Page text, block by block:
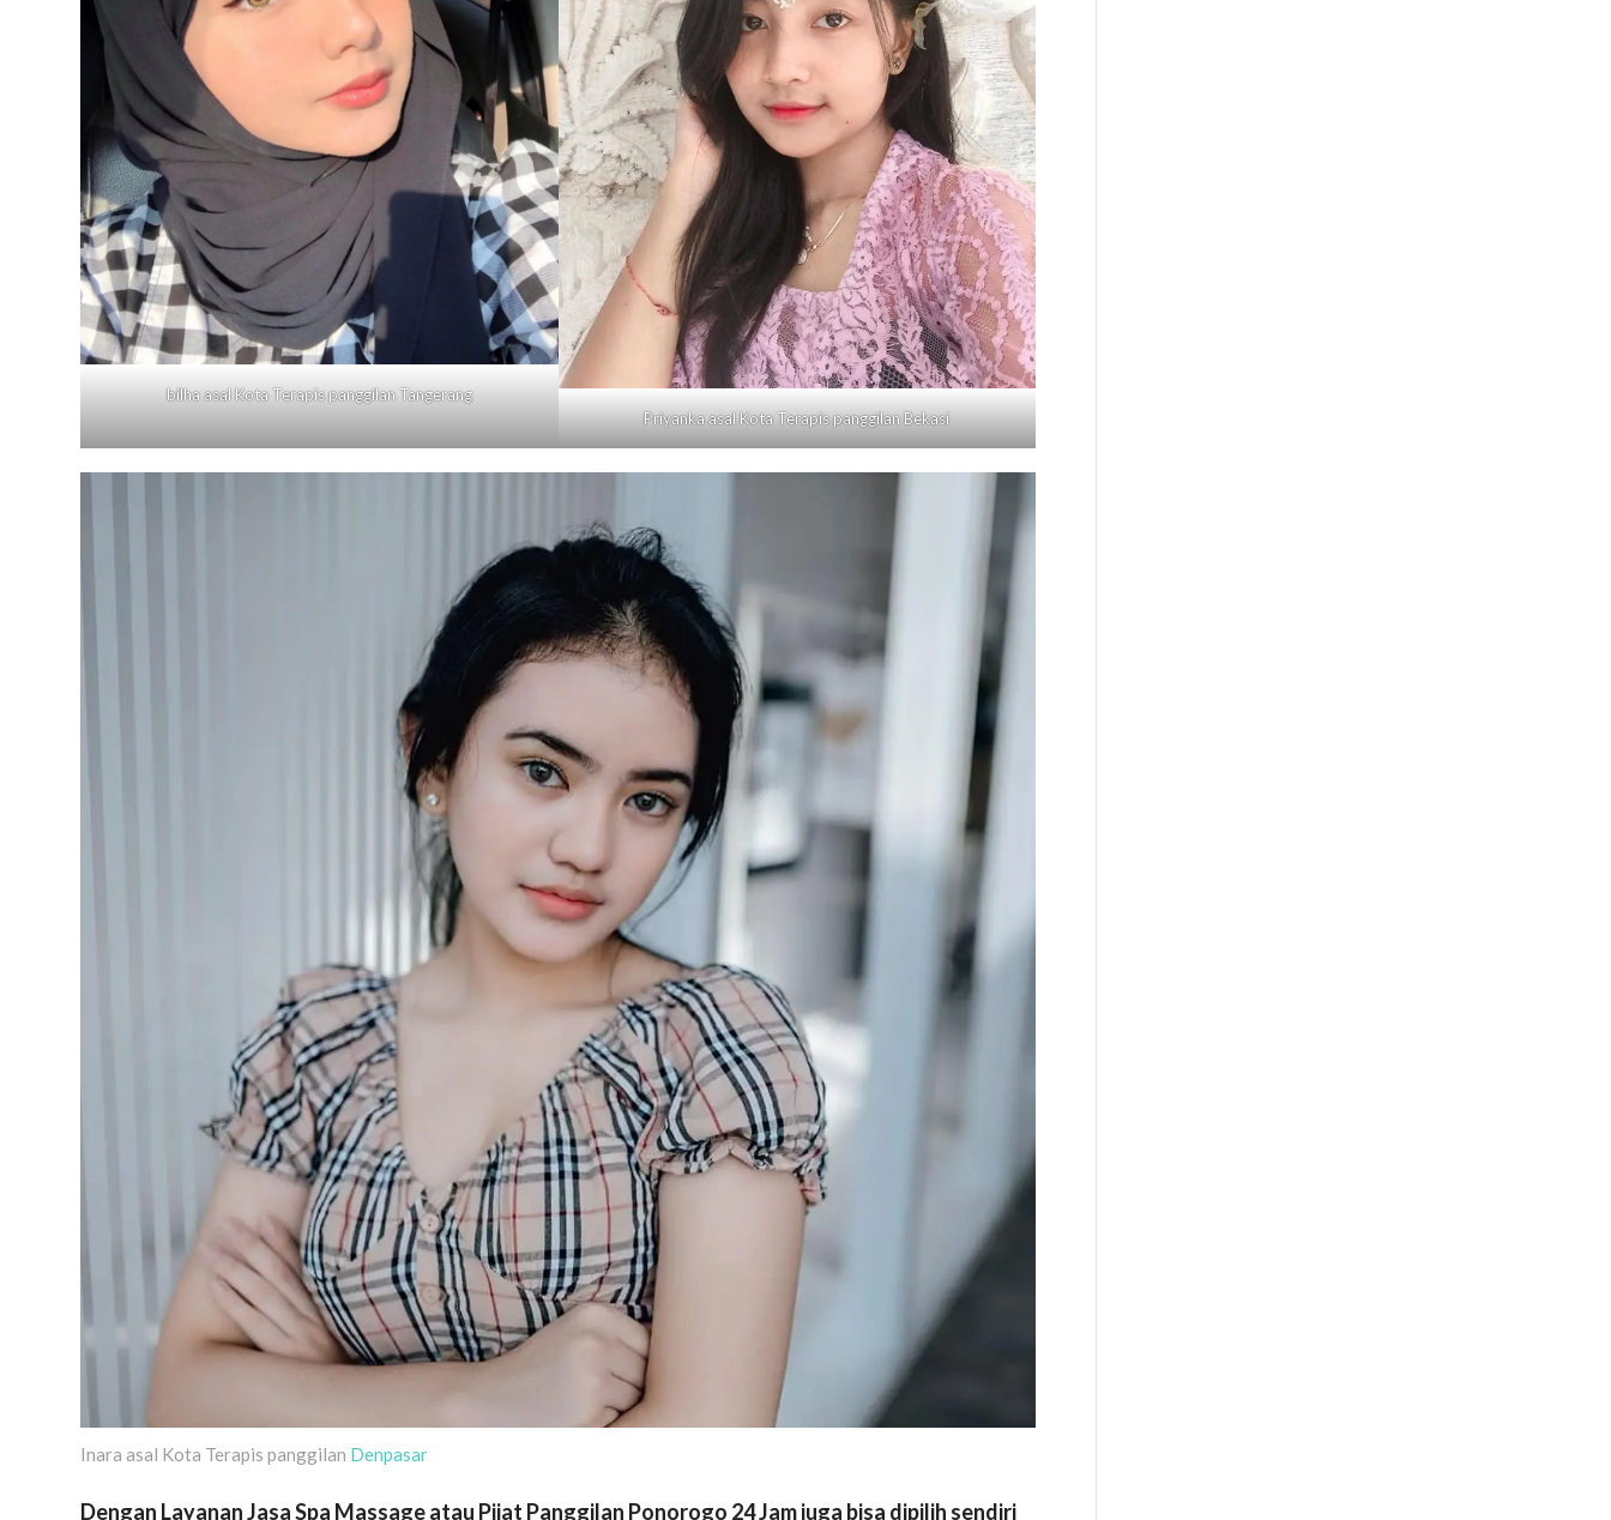
bilha asal Kota Terapis panggilanTangerang
Priyanka asal Kota Terapis panggilanBekasi
Inara asal Kota Terapis panggilan Denpasar
Dengan Layanan Jasa Spa Massage atau Pijat Panggilan Ponorogo 24 Jam juga bisa dipilih sendiri